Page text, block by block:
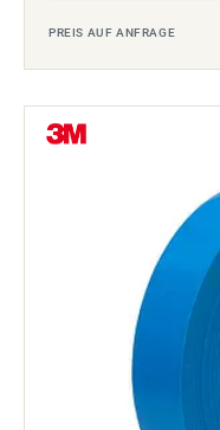
PREIS AUF ANFRAGE